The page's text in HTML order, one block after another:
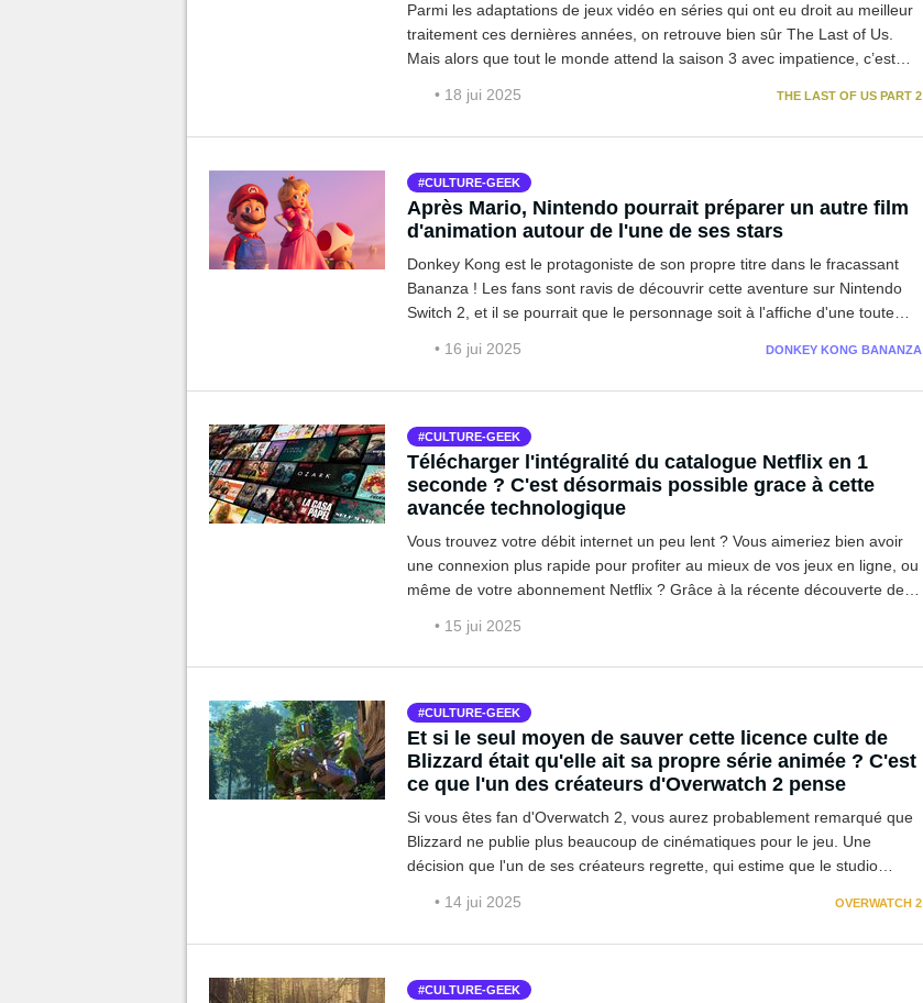
Parmi les adaptations de jeux vidéo en séries qui ont eu droit au meilleur
traitement ces dernières années, on retrouve bien sûr The Last of Us.
Mais alors que tout le monde attend la saison 3 avec impatience, c’est
• 18 jui 2025 THE LAST OF US PART 2
CULTURE-GEEK
Après Mario, Nintendo pourrait préparer un autre film
d'animation autour de l'une de ses stars
Donkey Kong est le protagoniste de son propre titre dans le fracassant
Bananza ! Les fans sont ravis de découvrir cette aventure sur Nintendo
Switch 2, et il se pourrait que le personnage soit à l'affiche d'une toute
• 16 jui 2025 DONKEY KONG BANANZA
CULTURE-GEEK
Télécharger l'intégralité du catalogue Netflix en 1
seconde ? C'est désormais possible grace à cette
avancée technologique
Vous trouvez votre débit internet un peu lent ? Vous aimeriez bien avoir
une connexion plus rapide pour profiter au mieux de vos jeux en ligne, ou
même de votre abonnement Netflix ? Grâce à la récente découverte de
vocabulaire.
• 15 jui 2025
CULTURE-GEEK
Et si le seul moyen de sauver cette licence culte de
Blizzard était qu'elle ait sa propre série animée ? C'est
ce que l'un des créateurs d'Overwatch 2 pense
Si vous êtes fan d'Overwatch 2, vous aurez probablement remarqué que
Blizzard ne publie plus beaucoup de cinématiques pour le jeu. Une
décision que l'un de ses créateurs regrette, qui estime que le studio
de série d'animation.
• 14 jui 2025 OVERWATCH 2
CULTURE-GEEK